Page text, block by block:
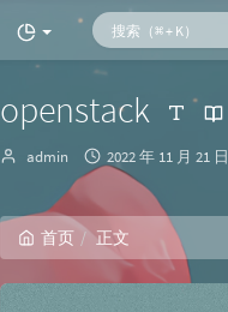
openstack
博
admin
发
布
间：
2022 年 11 月 21 日
首页 正文